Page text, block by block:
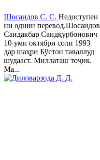
Шосаидов С. С. Недоступен
ни однин перевод.Шосаидов
Саидакбар Саидқурбонович
10-уми октябри соли 1993
дар шаҳри Бўстон таваллуд
шудааст. Миллаташ тоҷик.
Ма...